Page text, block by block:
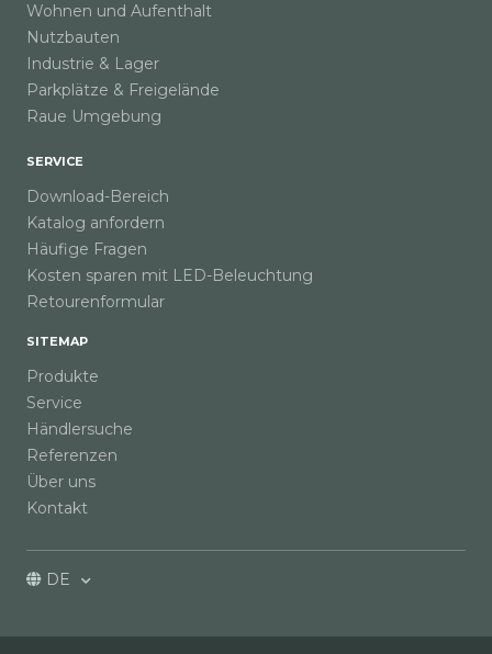
Wohnen und Aufenthalt
Nutzbauten
Industrie & Lager
Parkplätze & Freigelände
Raue Umgebung
SERVICE
Download-Bereich
Katalog anfordern
Häufige Fragen
Kosten sparen mit LED-Beleuchtung
Retourenformular
SITEMAP
Produkte
Service
Händlersuche
Referenzen
Über uns
Kontakt
DE